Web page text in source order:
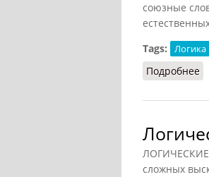
союзные
Tags:
Логика
Подробнее
ЛОГИЧЕСКИЕ
сложных